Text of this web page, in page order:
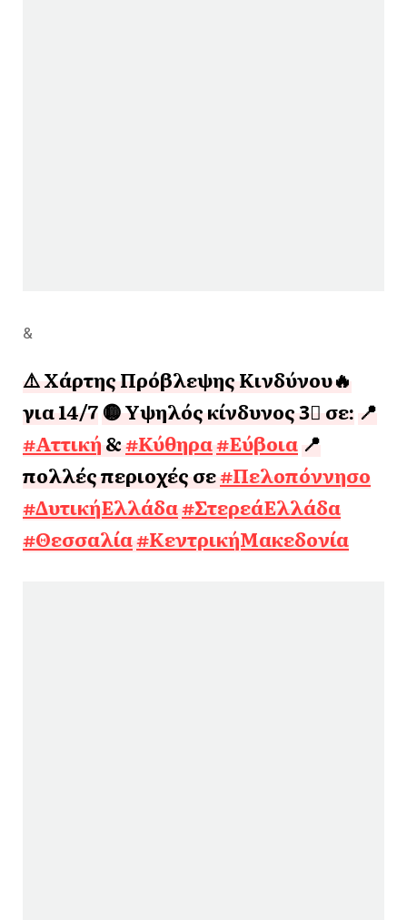
&
⚠️ Χάρτης Πρόβλεψης Κινδύνου🔥
για 14/7🟡 Yψηλός κίνδυνος 3⃣ σε: 📍
#Αττική&#Κύθηρα#Εύβοια 📍
πολλές περιοχές σε#Πελοπόννησο
#ΔυτικήΕλλάδα#ΣτερεάΕλλάδα
#Θεσσαλία#ΚεντρικήΜακεδονία